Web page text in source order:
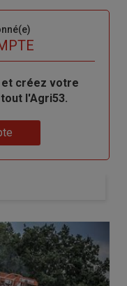
créez votre
l'Agri53.